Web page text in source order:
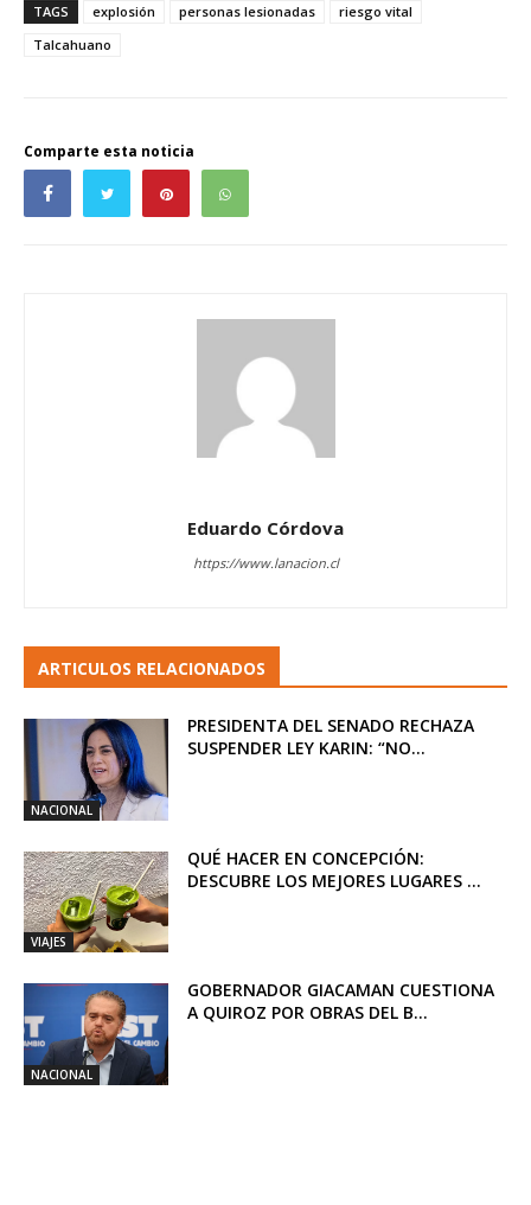
TAGS
explosión personas lesionadas
riesgo vital
Talcahuano
Comparte esta noticia
Eduardo Córdova
https://www.lanacion.cl
ARTICULOS RELACIONADOS
NACIONAL
PRESIDENTA DEL SENADO RECHAZA
SUSPENDER LEY KARIN: “NO...
VIAJES
QUÉ HACER EN CONCEPCIÓN:
DESCUBRE LOS MEJORES LUGARES ...
NACIONAL
GOBERNADOR GIACAMAN CUESTIONA
A QUIROZ POR OBRAS DEL B...